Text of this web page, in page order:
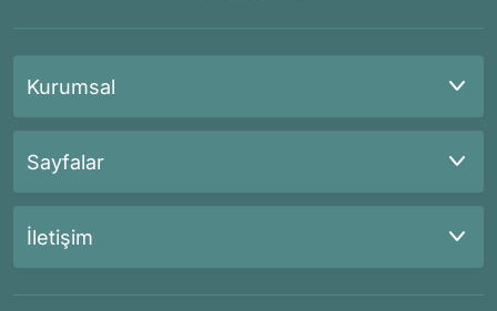
Kurumsal
Sayfalar
İletişim